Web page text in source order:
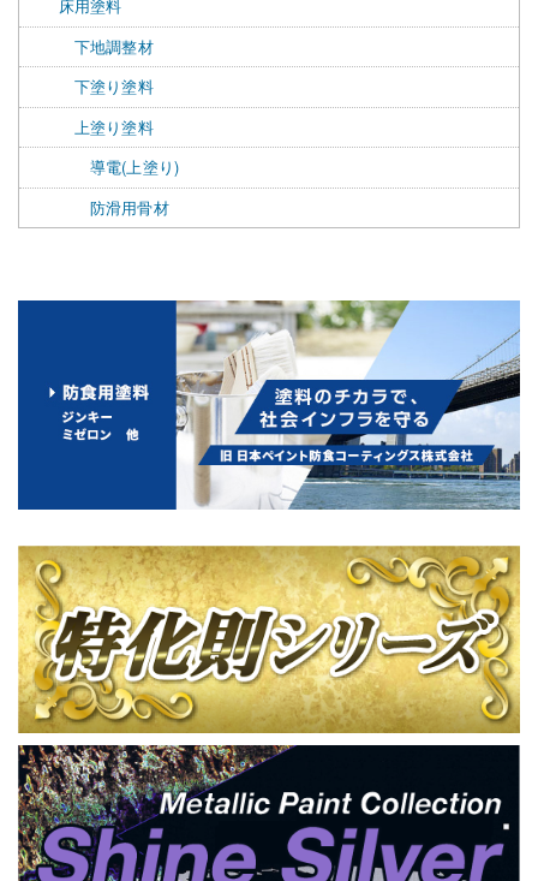
床用塗料
下地調整材
下塗り塗料
上塗り塗料
導電(上塗り)
防滑用骨材